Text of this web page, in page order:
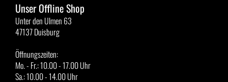
Unser Offline Shop
Unter den Ulmen 63
47137 Duisburg
Öffnungszeiten:
Mo. - Fr.: 10.00 - 17.00 Uhr
Sa.: 10.00 - 14.00 Uhr